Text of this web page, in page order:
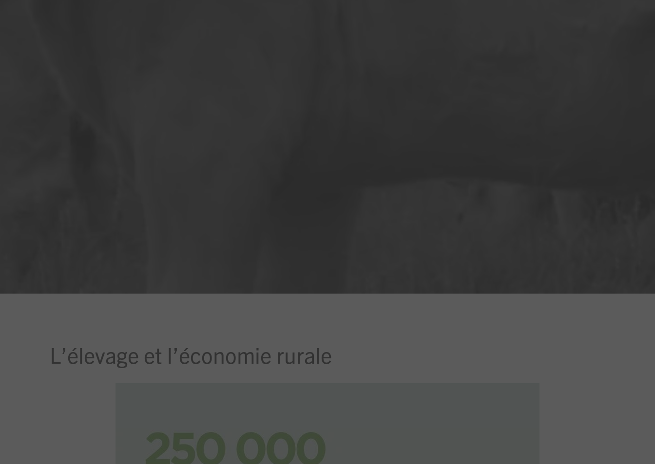
L’élevage et l’économie rurale